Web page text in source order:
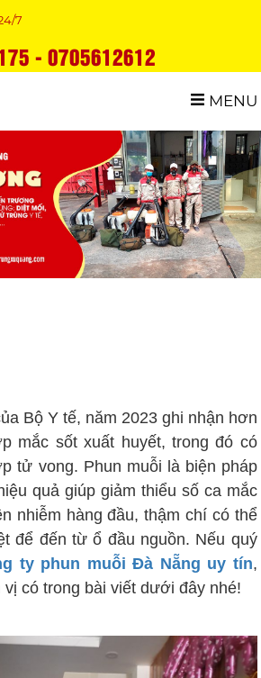
7
- 0705612612
MENU
Bộ Y tế, năm 2023 ghi nhận hơn
mắc sốt xuất huyết, trong đó có
tử vong. Phun muỗi là biện pháp
quả giúp giảm thiểu số ca mắc
nhiễm hàng đầu, thậm chí có thể
để đến từ ổ đầu nguồn. Nếu quý
ty phun muỗi Đà Nẵng uy tín,
có trong bài viết dưới đây nhé!